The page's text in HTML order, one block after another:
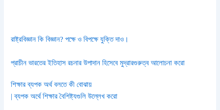
রাষ্ট্রবিজ্ঞান কি বিজ্ঞান? পক্ষে ও বিপক্ষে যুক্তি দাও।
প্রাচীন ভারতের ইতিহাস রচনার উপাদান হিসেবে মুদ্রারগুরুত্ব আলোচনা করো
শিক্ষার ব্যপক অর্থ বলতে কী বোঝায়
| ব্যপক অর্থে শিক্ষার বৈশিষ্ট্যগুলি উল্লেখ করো